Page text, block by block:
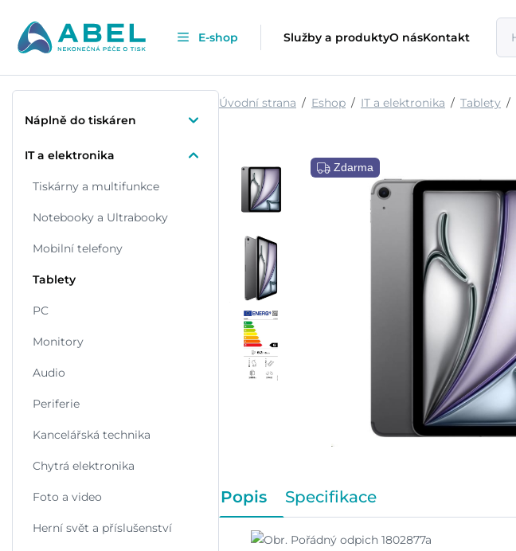
E-shop Služby a produktyO násKontakt
Náplně do tiskáren
IT a elektronika
Tiskárny a multifunkce
Notebooky a Ultrabooky
Mobilní telefony
Tablety
PC
Monitory
Audio
Periferie
Kancelářská technika
Chytrá elektronika
Foto a video
Herní svět a příslušenství
Úvodní strana Eshop IT a elektronika Tablety
Zdarma
Popis Specifikace